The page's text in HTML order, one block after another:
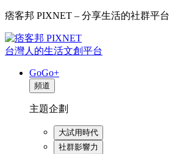
痞客邦 PIXNET – 分享生活的社群平台
台灣人的生活文創平台
GoGo+
頻道
主題企劃
大試用時代
社群影響力